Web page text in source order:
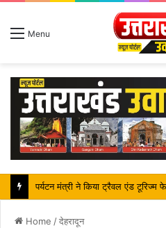
Menu
महापौर शंभू पासवान के जन्मदिवस पर
Home /देहरादून